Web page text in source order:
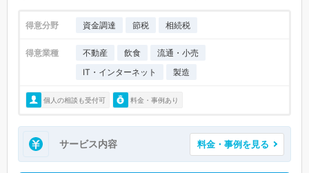
得意分野 資金調達 節税 相続税
得意業種 不動産 飲食
流通・小売
IT・インターネット
製造
個人の相談も受付可 料金・事例あり
サービス内容 料金・事例を見る